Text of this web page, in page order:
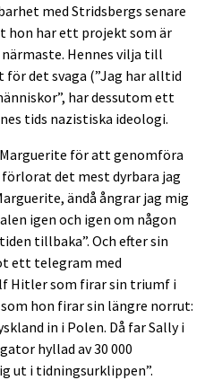
med Stridsbergs senare
hon har ett projekt som är
Hennes vilja till
det svaga (”Jag har alltid
har dessutom ett
tids nazistiska ideologi.
för att genomföra
det mest dyrbara jag
ändå ångrar jag mig
igen och igen om någon
tillbaka”. Och efter sin
ett telegram med
Hitler som firar sin triumf i
hon firar sin längre norrut:
in i Polen. Då far Sally i
hyllad av 30 000
ut i tidningsurklippen”.